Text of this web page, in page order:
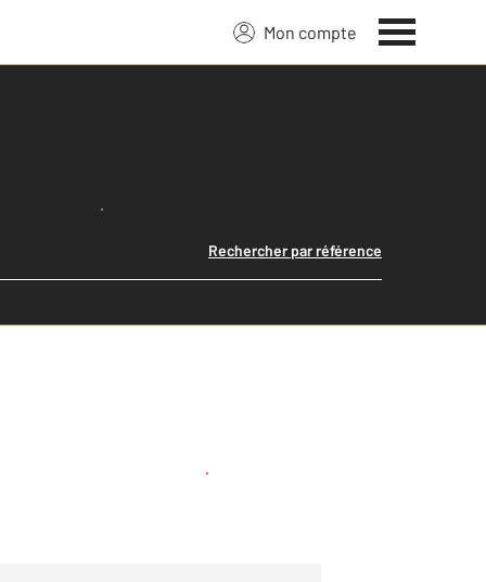
Mon compte
Lancer ma recherche
Rechercher par référence
Créer une alerte